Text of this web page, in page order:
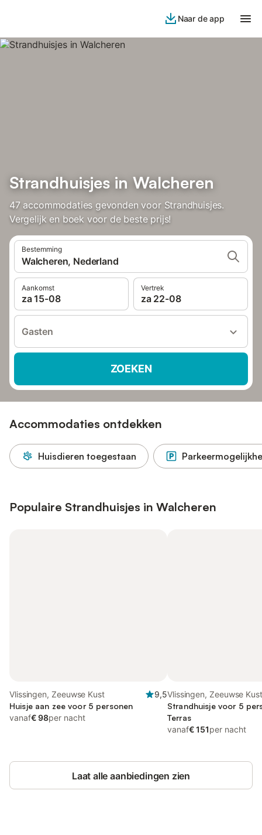
Naar de app
Strandhuisjes in Walcheren
47 accommodaties gevonden voor Strandhuisjes.
Vergelijk en boek voor de beste prijs!
Bestemming
Walcheren, Nederland
Aankomst
za 15-08
Vertrek
za 22-08
Gasten
ZOEKEN
Accommodaties ontdekken
Huisdieren toegestaan
Populaire Strandhuisjes in Walcheren
Vlissingen, Zeeuwse Kust
9,5
Huisje aan zee voor 5 personen
vanaf€ 98per nacht
Vlissingen, Zeeuwse Kust
Strandhuisje voor 5
Terras
vanaf€ 151per nacht
Laat alle aanbiedingen zien